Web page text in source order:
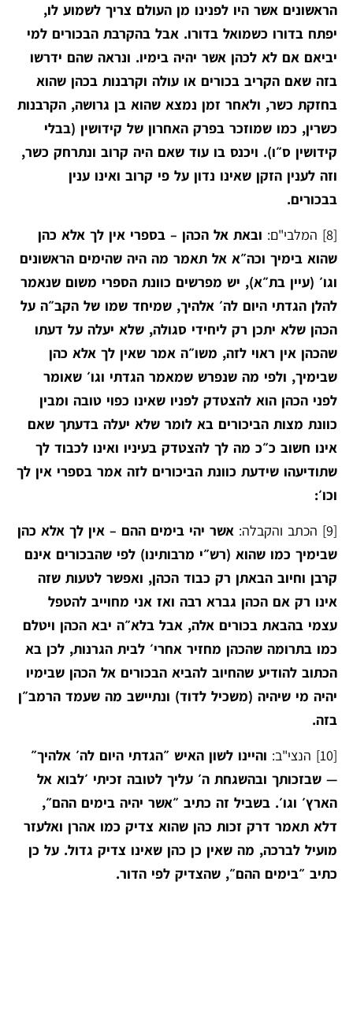
הראשונים אשר היו לפנינו מן העולם צריך לשמוע לו,
יפתח בדורו כשמואל בדורו. אבל בהקרבת הבכורים למי
יביאם אם לא לכהן אשר יהיה בימיו. ונראה שהם ידרשו
בזה שאם הקריב בכורים או עולה וקרבנות בכהן שהוא
בחזקת כשר, ולאחר זמן נמצא שהוא בן גרושה, הקרבנות
כשרין, כמו שמוזכר בפרק האחרון של קידושין (בבלי
קידושין ס״ו). ויכנס בו עוד שאם היה קרוב ונתרחק כשר,
וזה לענין הזקן שאינו נדון על פי קרוב ואינו ענין
בבכורים.
[8]
המלבי"ם: ובאת אל הכהן – בספרי אין לך אלא כהן
שהוא בימיך וכה״א אל תאמר מה היה שהימים הראשונים
וגו׳ (עיין בת״א), יש מפרשים כוונת הספרי משום שנאמר
להלן הגדתי היום לה׳ אלהיך, שמיחד שמו של הקב״ה על
הכהן שלא יתכן רק ליחידי סגולה, שלא יעלה על דעתו
שהכהן אין ראוי לזה, משו״ה אמר שאין לך אלא כהן
שבימיך, ולפי מה שנפרש שמאמר הגדתי וגו׳ שאומר
לפני הכהן הוא להצטדק לפניו שאינו כפוי טובה ומבין
כוונת מצות הביכורים בא לומר שלא יעלה בדעתך שאם
אינו חשוב כ״כ מה לך להצטדק בעיניו ואינו לכבוד לך
שתודיעהו שידעת כוונת הביכורים לזה אמר בספרי אין לך
וכו׳:
[9]
הכתב והקבלה: אשר יהי בימים ההם – אין לך אלא כהן
שבימיך כמו שהוא (רש״י מרבותינו) לפי שהבכורים אינם
קרבן וחיוב הבאתן רק כבוד הכהן, ואפשר לטעות שזה
אינו רק אם הכהן גברא רבה ואז אני מחוייב להטפל
עצמי בהבאת בכורים אלה, אבל בלא״ה יבא הכהן ויטלם
כמו בתרומה שהכהן מחזיר אחרי׳ לבית הגרנות, לכן בא
הכתוב להודיע שהחיוב להביא הבכורים אל הכהן שבימיו
יהיה מי שיהיה (משכיל לדוד) ונתיישב מה שעמד הרמב״ן
בזה.
[10]
הנצי"ב: והיינו לשון האיש ״הגדתי היום לה׳ אלהיך״
— שבזכותך ובהשגחת ה׳ עליך לטובה זכיתי ׳לבוא אל
הארץ׳ וגו׳. בשביל זה כתיב ״אשר יהיה בימים ההם״,
דלא תאמר דרק זכות כהן שהוא צדיק כמו אהרן ואלעזר
מועיל לברכה, מה שאין כן כהן שאינו צדיק גדול. על כן
כתיב ״בימים ההם״, שהצדיק לפי הדור.